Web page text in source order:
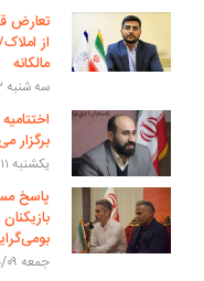
تعارض
از
مالکانه
سه شنبه ۱۳/مرداد/۱۴۰۵
برگزار
یکشنبه ۱۱/مرداد/۱۴۰۵
پاسخ
جمعه ۰۹/مرداد/۱۴۰۵